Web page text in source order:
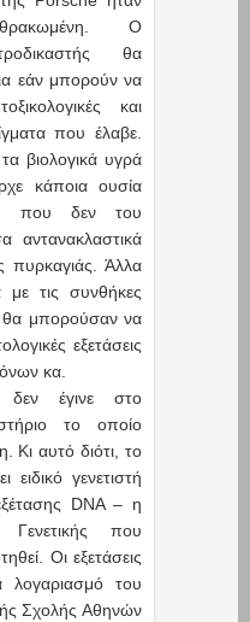
Ο
θα
εάν μπορούν να
και
που έλαβε.
βιολογικά υγρά
κάποια ουσία
που δεν του
αντανακλαστικά
πυρκαγιάς. Άλλα
με τις συνθήκες
θα μπορούσαν να
εξετάσεις
κα.
έγινε στο
το οποίο
Κι αυτό διότι, το
ειδικό γενετιστή
DNA – η
Γενετικής που
Οι εξετάσεις
λογαριασμό του
Σχολής Αθηνών